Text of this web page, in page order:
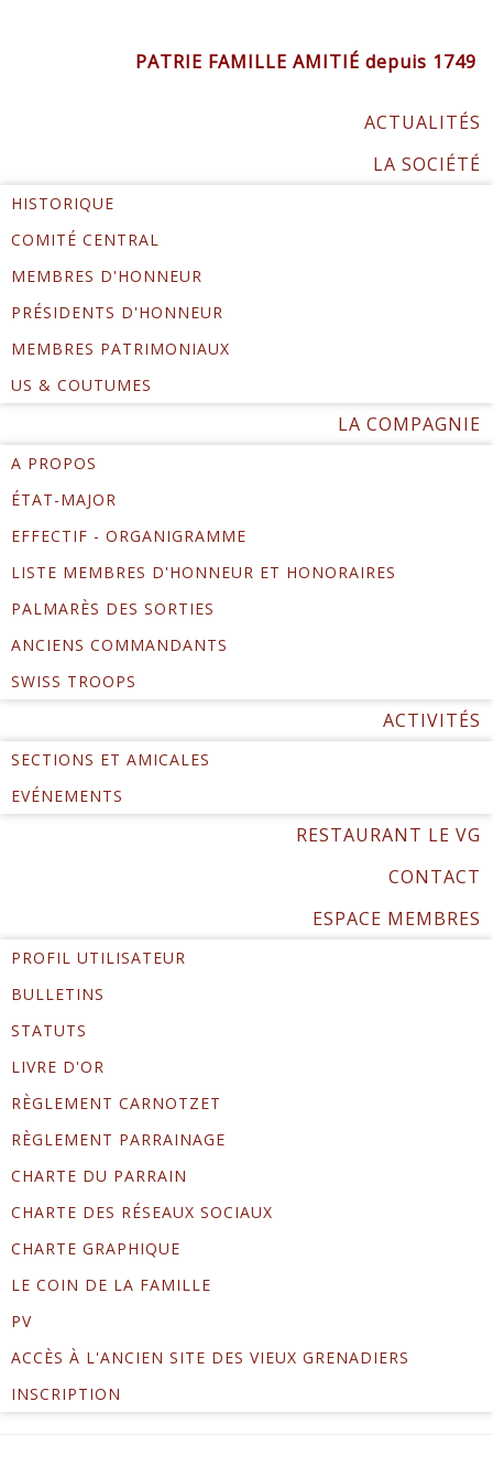
PATRIE FAMILLE AMITIÉ depuis 1749
ACTUALITÉS
LA SOCIÉTÉ
HISTORIQUE
COMITÉ CENTRAL
MEMBRES D'HONNEUR
PRÉSIDENTS D'HONNEUR
MEMBRES PATRIMONIAUX
US & COUTUMES
LA COMPAGNIE
A PROPOS
ÉTAT-MAJOR
EFFECTIF - ORGANIGRAMME
LISTE MEMBRES D'HONNEUR ET HONORAIRES
PALMARÈS DES SORTIES
ANCIENS COMMANDANTS
SWISS TROOPS
ACTIVITÉS
SECTIONS ET AMICALES
EVÉNEMENTS
RESTAURANT LE VG
CONTACT
ESPACE MEMBRES
PROFIL UTILISATEUR
BULLETINS
STATUTS
LIVRE D'OR
RÈGLEMENT CARNOTZET
RÈGLEMENT PARRAINAGE
CHARTE DU PARRAIN
CHARTE DES RÉSEAUX SOCIAUX
CHARTE GRAPHIQUE
LE COIN DE LA FAMILLE
PV
ACCÈS À L'ANCIEN SITE DES VIEUX GRENADIERS
INSCRIPTION